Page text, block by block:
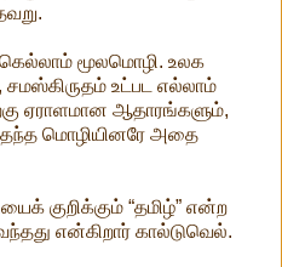
மூலமொழி. உலக
உட்பட எல்லாம்
ஏராளமான ஆதாரங்களும்,
மொழியினரே அதை
குறிக்கும் “தமிழ்” என்ற
என்கிறார் கால்டுவெல்.